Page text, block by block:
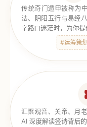
传统奇门遁甲被称为
法、阴阳五行与易经
字路口迷茫时，为你提
#运筹策划
汇聚观音、关帝、月
AI 深度解读签诗背后